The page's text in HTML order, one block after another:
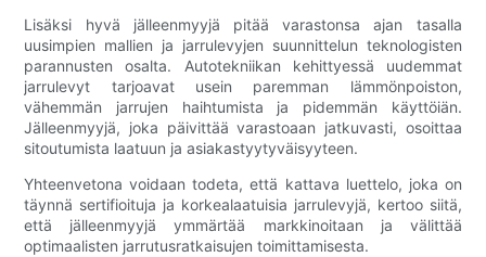
Lisäksi hyvä jälleenmyyjä pitää varastonsa ajan tasalla
uusimpien mallien ja jarrulevyjen suunnittelun teknologisten
parannusten osalta. Autotekniikan kehittyessä uudemmat
jarrulevyt tarjoavat usein paremman lämmönpoiston,
vähemmän jarrujen haihtumista ja pidemmän käyttöiän.
Jälleenmyyjä, joka päivittää varastoaan jatkuvasti, osoittaa
sitoutumista laatuun ja asiakastyytyväisyyteen.
Yhteenvetona voidaan todeta, että kattava luettelo, joka on
täynnä sertifioituja ja korkealaatuisia jarrulevyjä, kertoo siitä,
että jälleenmyyjä ymmärtää markkinoitaan ja välittää
optimaalisten jarrutusratkaisujen toimittamisesta.